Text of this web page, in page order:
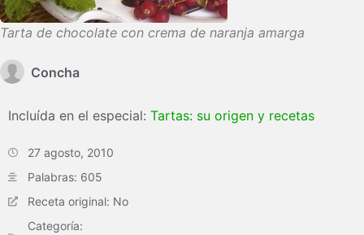
Tarta de chocolate con crema de naranja amarga
Concha
Incluída en el especial: Tartas: su origen y recetas
27 agosto, 2010
Palabras: 605
Receta original: No
Categoría: